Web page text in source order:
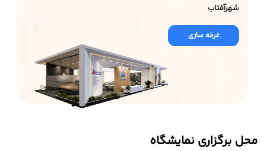
شهرآفتاب
غرفه سازی
محل برگزاری نمایشگاه